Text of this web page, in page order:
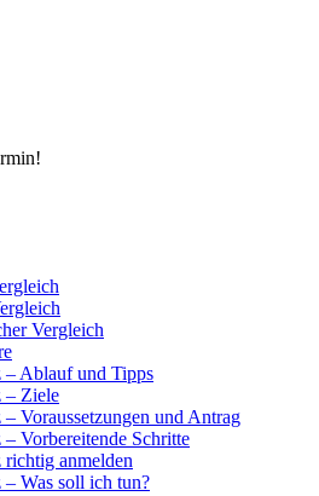
Vergleich
– Ablauf und Tipps
– Ziele
Voraussetzungen und Antrag
Vorbereitende Schritte
anmelden
Was soll ich tun?